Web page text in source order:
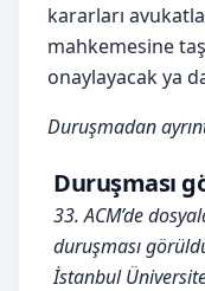
kararları
mahkemesine
onaylayacak ya
Duruşmadan
Duruşması
33. ACM’de
duruşması
İstanbul